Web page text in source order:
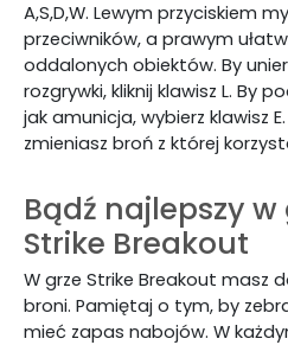
A,S,D,W. Lewym przyciskiem
przeciwników, a prawym
oddalonych obiektów. By
rozgrywki, kliknij klawisz L. By
jak amunicja, wybierz klawisz
zmieniasz broń z której
Bądź najlepszy w
Strike Breakout
W grze Strike Breakout masz
broni. Pamiętaj o tym, by
mieć zapas nabojów. W